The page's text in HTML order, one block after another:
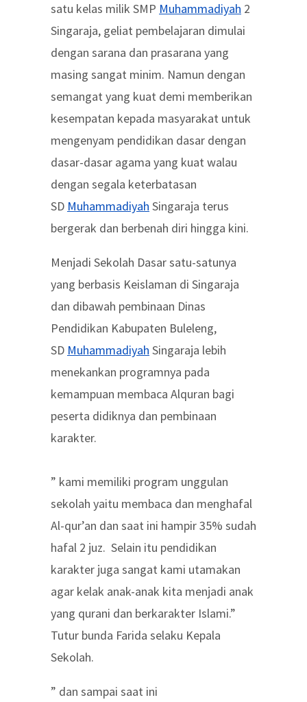
satu kelas milik SMP Muhammadiyah 2
Singaraja, geliat pembelajaran dimulai
dengan sarana dan prasarana yang
masing sangat minim. Namun dengan
semangat yang kuat demi memberikan
kesempatan kepada masyarakat untuk
mengenyam pendidikan dasar dengan
dasar-dasar agama yang kuat walau
dengan segala keterbatasan
SD Muhammadiyah Singaraja terus
bergerak dan berbenah diri hingga kini.
Menjadi Sekolah Dasar satu-satunya
yang berbasis Keislaman di Singaraja
dan dibawah pembinaan Dinas
Pendidikan Kabupaten Buleleng,
SD Muhammadiyah Singaraja lebih
menekankan programnya pada
kemampuan membaca Alquran bagi
peserta didiknya dan pembinaan
karakter.
” kami memiliki program unggulan
sekolah yaitu membaca dan menghafal
Al-qur’an dan saat ini hampir 35% sudah
hafal 2 juz. Selain itu pendidikan
karakter juga sangat kami utamakan
agar kelak anak-anak kita menjadi anak
yang qurani dan berkarakter Islami.”
Tutur bunda Farida selaku Kepala
Sekolah.
” dan sampai saat ini